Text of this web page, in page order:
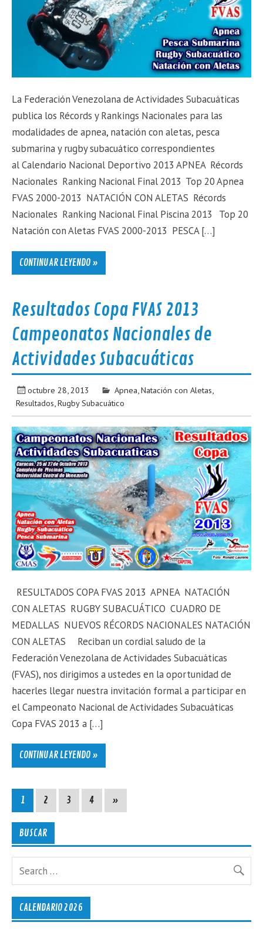
La Federación Venezolana de Actividades Subacuáticas
publica los Récords y Rankings Nacionales para las
modalidades de apnea, natación con aletas, pesca
submarina y rugby subacuático correspondientes
al Calendario Nacional Deportivo 2013 APNEA Récords
Nacionales Ranking Nacional Final 2013 Top 20 Apnea
FVAS 2000-2013 NATACIÓN CON ALETAS Récords
Nacionales Ranking Nacional Final Piscina 2013 Top 20
Natación con Aletas FVAS 2000-2013 PESCA […]
CONTINUAR LEYENDO »
Resultados Copa FVAS 2013
Campeonatos Nacionales de
Actividades Subacuáticas
octubre 28, 2013 Apnea Natación con Aletas
Resultados ,Rugby Subacuático
RESULTADOS COPA FVAS 2013 APNEA NATACIÓN
CON ALETAS RUGBY SUBACUÁTICO CUADRO DE
MEDALLAS NUEVOS RÉCORDS NACIONALES NATACIÓN
CON ALETAS Reciban un cordial saludo de la
Federación Venezolana de Actividades Subacuáticas
(FVAS), nos dirigimos a ustedes en la oportunidad de
hacerles llegar nuestra invitación formal a participar en
el Campeonato Nacional de Actividades Subacuáticas
Copa FVAS 2013 a […]
CONTINUAR LEYENDO »
1 2 3 4 »
BUSCAR
CALENDARIO 2026